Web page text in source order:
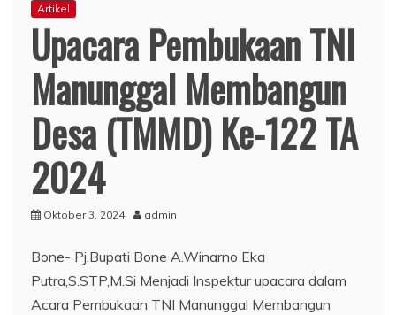
Artikel
Upacara Pembukaan TNI
Manunggal Membangun
Desa (TMMD) Ke-122 TA
2024
Oktober 3, 2024 admin
Bone- Pj.Bupati Bone A.Winarno Eka
Putra,S.STP,M.Si Menjadi Inspektur upacara dalam
Acara Pembukaan TNI Manunggal Membangun